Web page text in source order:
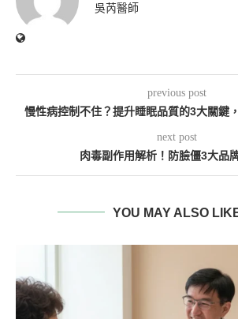
吳芮醫師
previous post
慢性病控制不住？提升睡眠品質的3大關鍵
next post
肉毒副作用解析！防臉僵3大品
YOU MAY ALSO